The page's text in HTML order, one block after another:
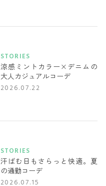
STORIES
涼感ミントカラー×デニムの
大人カジュアルコーデ
2026.07.22
STORIES
汗ばむ日もさらっと快適。夏
の通勤コーデ
2026.07.15